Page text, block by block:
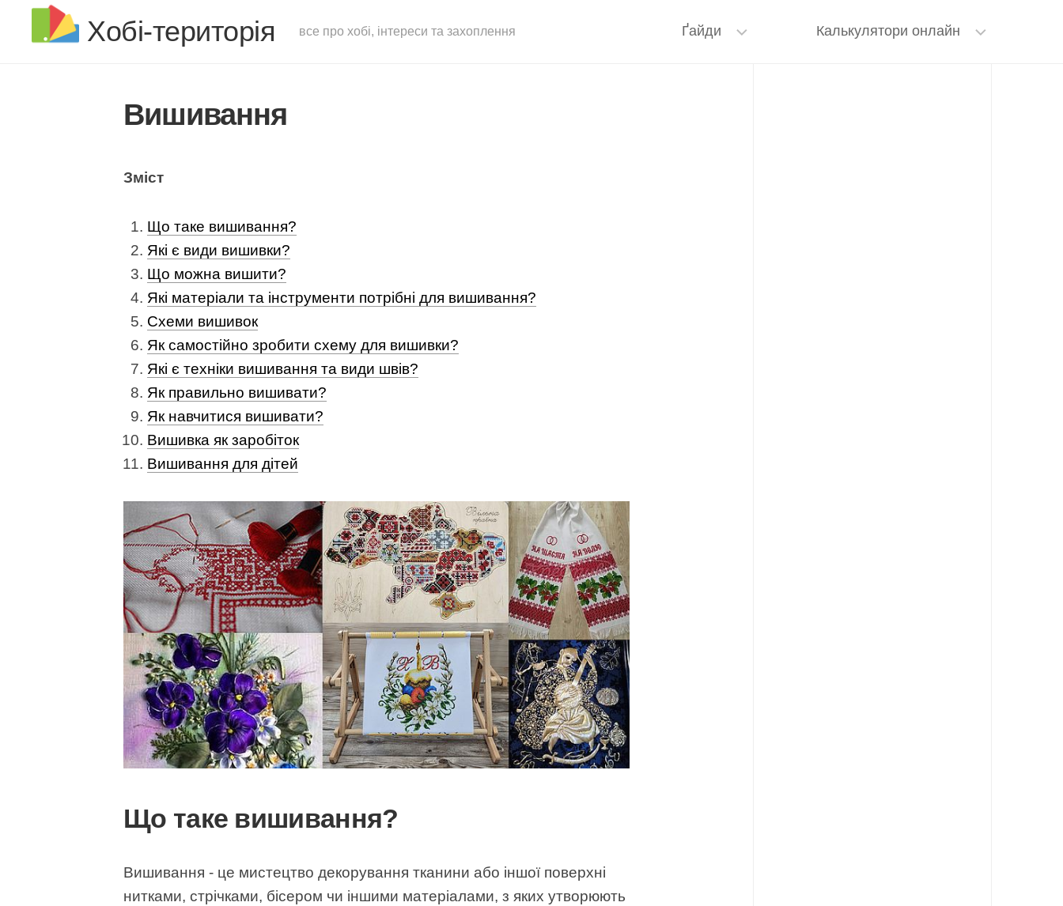
Хобі-територія все про хобі, інтереси та захоплення Ґайди Калькулятори онлайн
Вишивання
Зміст
Що таке вишивання?
Які є види вишивки?
Що можна вишити?
Які матеріали та інструменти потрібні для вишивання?
Схеми вишивок
Як самостійно зробити схему для вишивки?
Які є техніки вишивання та види швів?
Як правильно вишивати?
Як навчитися вишивати?
Вишивка як заробіток
Вишивання для дітей
Що таке вишивання?
Вишивання - це мистецтво декорування тканини або іншої поверхні
нитками, стрічками, бісером чи іншими матеріалами, з яких утворюють